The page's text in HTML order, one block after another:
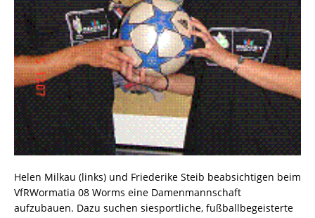
Helen Milkau (links) und Friederike Steib beabsichtigen beim
VfRWormatia 08 Worms eine Damenmannschaft
aufzubauen. Dazu suchen siesportliche, fußballbegeisterte